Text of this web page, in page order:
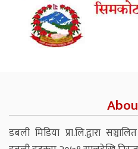
डबली मिडिया प्रा.लि.द्वारा